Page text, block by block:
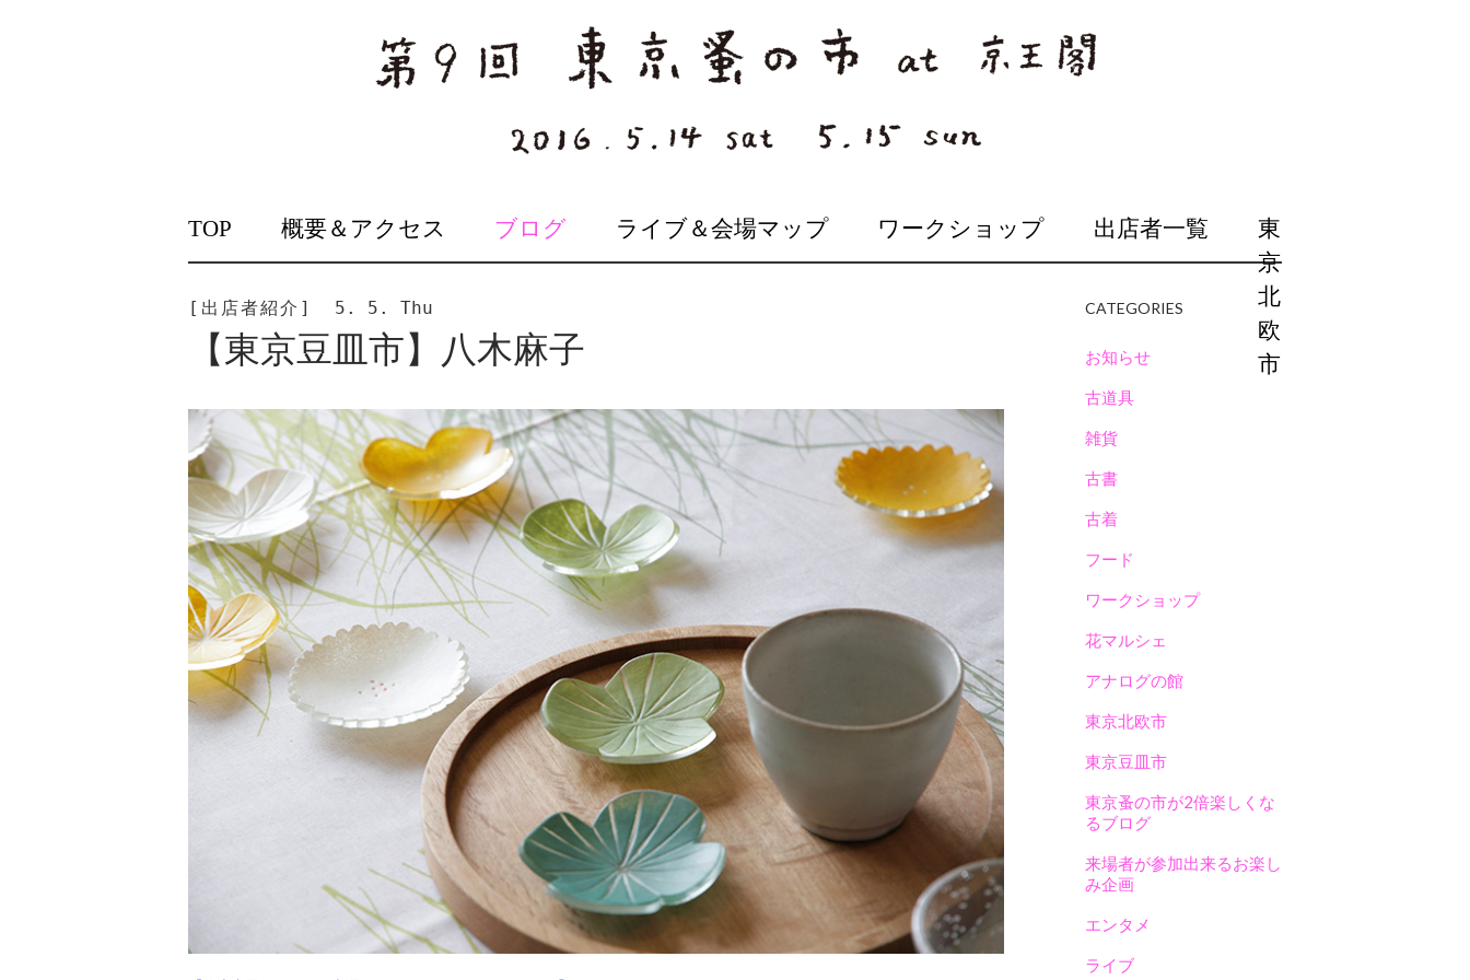
TO
TOP 概要＆アクセス ブログ ライブ＆会場マップ ワークショップ 出店者一覧
東
京
北
欧
市
[出店者紹介] 5. 5. Thu
【東京豆皿市】八木麻子
CATEGORIES
お知らせ
古道具
雑貨
古書
古着
フード
ワークショップ
花マルシェ
アナログの館
東京北欧市
東京豆皿市
東京蚤の市が2倍楽しくな
るブログ
来場者が参加出来るお楽し
み企画
エンタメ
ライブ